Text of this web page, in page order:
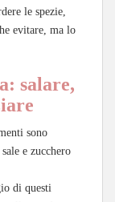
le spezie,
evitare, ma lo
salare,
sono
e zucchero
di questi